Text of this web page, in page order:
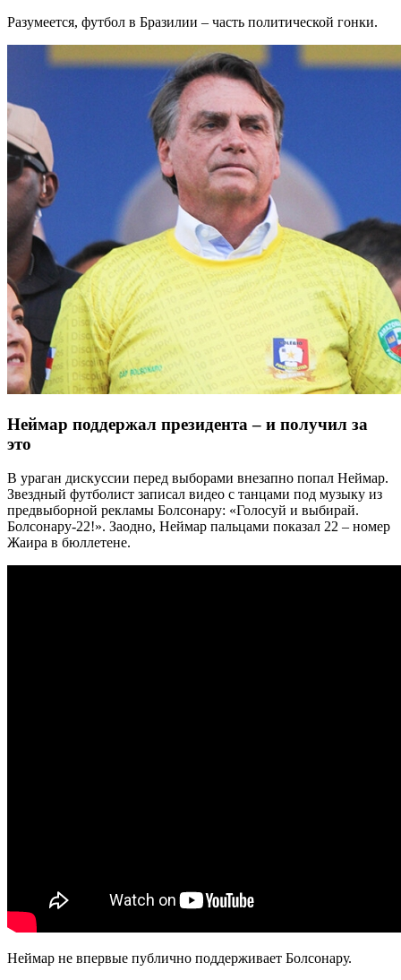
Разумеется, футбол в Бразилии – часть политической гонки.
Неймар поддержал президента – и получил за
это
В ураган дискуссии перед выборами внезапно попал Неймар.
Звездный футболист записал видео с танцами под музыку из
предвыборной рекламы Болсонару: «Голосуй и выбирай.
Болсонару-22!». Заодно, Неймар пальцами показал 22 – номер
Жаира в бюллетене.
Неймар не впервые публично поддерживает Болсонару.